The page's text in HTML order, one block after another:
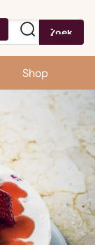
Zoek
Shop